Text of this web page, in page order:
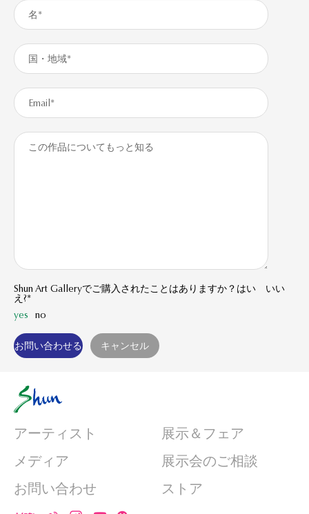
Shun Art Galleryでご購入されたことはありますか？はい いい
え?*
yes
no
アーティスト
展示＆フェア
メディア
展示会のご相談
お問い合わせ
ストア